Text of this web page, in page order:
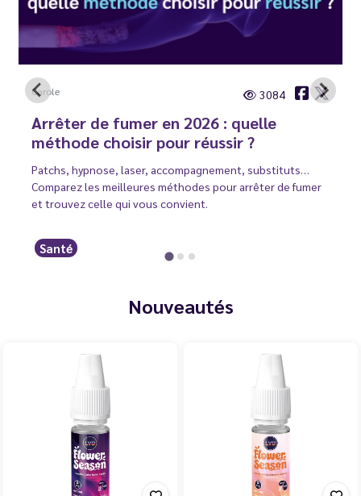
Carole 3084
Arrêter de fumer en 2026 : quelle
méthode choisir pour réussir ?
Patchs, hypnose, laser, accompagnement, substituts…
Comparez les meilleures méthodes pour arrêter de fumer
et trouvez celle qui vous convient.
Santé
Nouveautés